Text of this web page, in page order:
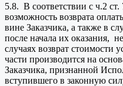
5.8. В соответствии с ч.2
возможность возврата
вине Заказчика, а также в
после начала их оказания,
случаях возврат стоимости
части производится на
Заказчика, признанной
вступившего в законную